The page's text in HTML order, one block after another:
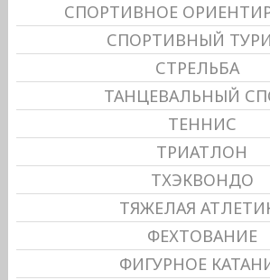
СПОРТИВНОЕ
СПОРТИВНЫЙ
СТРЕЛЬБА
ТАНЦЕВАЛЬНЫЙ
ТЕННИС
ТРИАТЛОН
ТХЭКВОНДО
ТЯЖЕЛАЯ
ФЕХТОВАНИЕ
ФИГУРНОЕ